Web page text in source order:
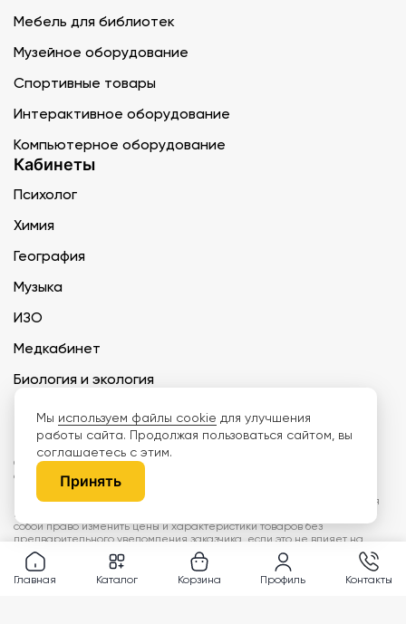
Мебель для библиотек
Музейное оборудование
Спортивные товары
Интерактивное оборудование
Компьютерное оборудование
Кабинеты
Психолог
Химия
География
Музыка
ИЗО
Медкабинет
Биология и экология
Технология
ООО «Дети наше будущее» ИНН 6671165273 ОГРН 1216600030250 КПП
667101001 БИК 046577674
Информация на сайте не является публичной офертой. Изображения
могут отличаться от поставляемых товаров. Поставщик оставляет за
собой право изменить цены и характеристики товаров без
предварительного уведомления заказчика, если это не влияет на
качество поставляемой продукции. Мы используем cookie, чтобы делать
сайт лучше. Пользуясь сайтом, вы соглашаетесь справилами
обработки персональных данных и политикой конфиденциальности.
Главная Каталог Корзина Профиль Контакты
Мы используем файлы cookie для улучшения
работы сайта. Продолжая пользоваться сайтом, вы
соглашаетесь с этим.
Принять